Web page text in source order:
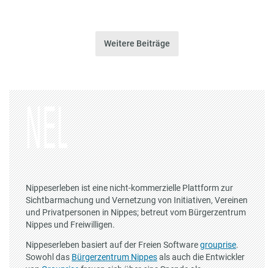
Weitere Beiträge
Nippeserleben ist eine nicht-kommerzielle Plattform zur
Sichtbarmachung und Vernetzung von Initiativen, Vereinen
und Privatpersonen in Nippes; betreut vom Bürgerzentrum
Nippes und Freiwilligen.
Nippeserleben basiert auf der Freien Softwaregrouprise.
Sowohl dasBürgerzentrum Nippesals auch die Entwickler